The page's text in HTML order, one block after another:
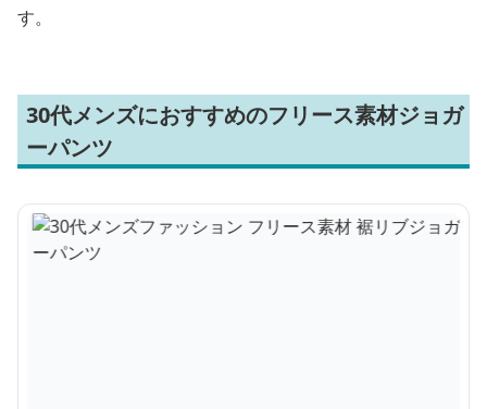
す。
30代メンズにおすすめのフリース素材ジョガ
ーパンツ